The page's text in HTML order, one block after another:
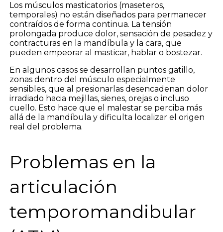
Los músculos masticatorios (maseteros,
temporales) no están diseñados para permanecer
contraídos de forma continua. La tensión
prolongada produce dolor, sensación de pesadez y
contracturas en la mandíbula y la cara, que
pueden empeorar al masticar, hablar o bostezar.
En algunos casos se desarrollan puntos gatillo,
zonas dentro del músculo especialmente
sensibles, que al presionarlas desencadenan dolor
irradiado hacia mejillas, sienes, orejas o incluso
cuello. Esto hace que el malestar se perciba más
allá de la mandíbula y dificulta localizar el origen
real del problema.
Problemas en la
articulación
temporomandibular